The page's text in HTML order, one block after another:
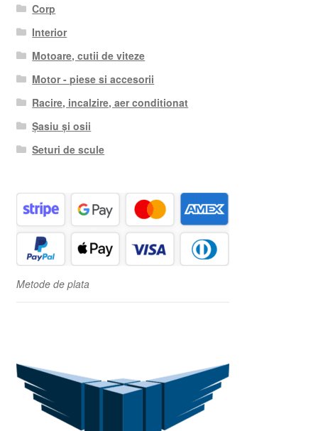
Corp
Interior
Motoare, cutii de viteze
Motor - piese si accesorii
Racire, incalzire, aer conditionat
Șasiu și osii
Seturi de scule
Metode de plata